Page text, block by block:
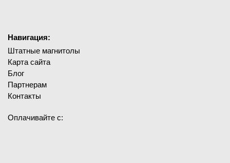
Навигация:
Штатные магнитолы
Карта сайта
Блог
Партнерам
Контакты
Оплачивайте с: